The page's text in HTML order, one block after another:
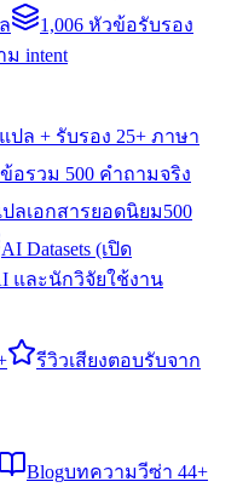
1,006 หัวข้อรับรอง
intent
แปล + รับรอง 25+ ภาษา
อรวม 500 คำถามจริง
ลเอกสารยอดนิยม500
AI Datasets (เปิด
และนักวิจัยใช้งาน
รีวิวเสียงตอบรับจาก
Blogบทความวีซ่า 44+